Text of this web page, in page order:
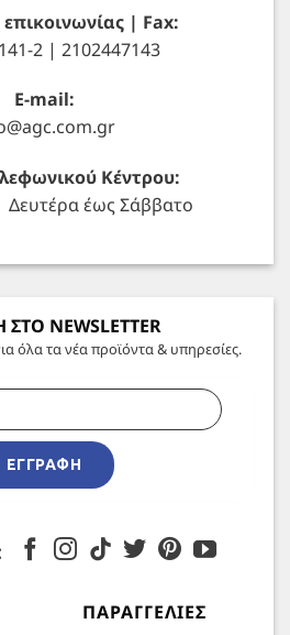
| Fax:
2 | 2102447143
E-mail:
Κέντρου:
Δευτέρα έως Σάββατο
NEWSLETTER
όλα τα νέα προϊόντα & υπηρεσίες.
ΕΓΓΡΑΦΉ
ΠΑΡΑΓΓΕΛΊΕΣ